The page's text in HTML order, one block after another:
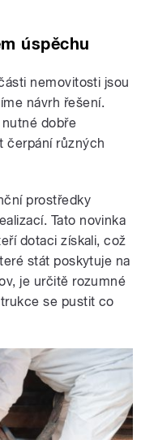
úspěchu
nemovitosti jsou
návrh řešení.
nutné dobře
čerpání různých
prostředky
Tato novinka
dotaci získali, což
stát poskytuje na
je určitě rozumné
se pustit co